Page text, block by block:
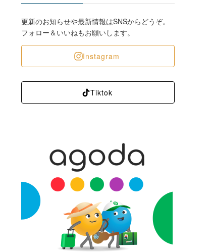
更新のお知らせや最新情報はSNSからどうぞ。
フォロー＆いいねもお願いします。
Instagram
Tiktok